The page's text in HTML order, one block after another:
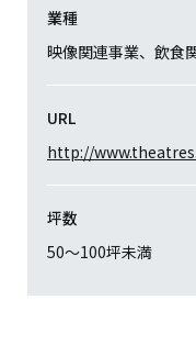
業種
映像関連事業、飲食
URL
http://
坪数
50〜100坪未満